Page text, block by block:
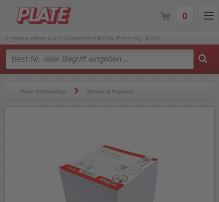
Angebote gelten nur für Gewerbetreibende. Preise zzgl. MwSt.
Type 2 or more characters for results.
Plate Onlineshop Blöcke & Papiere
0